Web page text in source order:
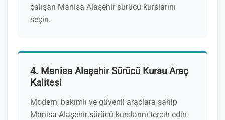
çalışan Manisa Alaşehir sürücü kurslarını
seçin.
4. Manisa Alaşehir Sürücü Kursu Araç
Kalitesi
Modern, bakımlı ve güvenli araçlara sahip
Manisa Alaşehir sürücü kurslarını tercih edin.